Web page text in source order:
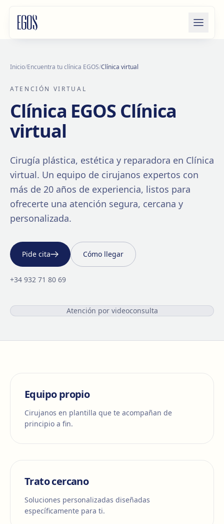
Inicio/Encuentra tu clínica EGOS/Clínica virtual
ATENCIÓN VIRTUAL
Clínica EGOS Clínica
virtual
Cirugía plástica, estética y reparadora en Clínica
virtual. Un equipo de cirujanos expertos con
más de 20 años de experiencia, listos para
ofrecerte una atención segura, cercana y
personalizada.
Pide cita Cómo llegar
+34 932 71 80 69
Atención por videoconsulta
Equipo propio
Cirujanos en plantilla que te acompañan de
principio a fin.
Trato cercano
Soluciones personalizadas diseñadas
específicamente para ti.